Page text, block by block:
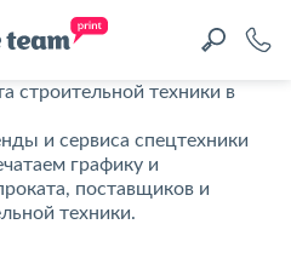
строительной техники в
и сервиса спецтехники
графику и
поставщиков и
техники.